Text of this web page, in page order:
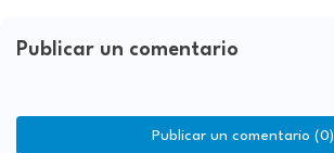
Publicar un comentario
Publicar un comentario (0)